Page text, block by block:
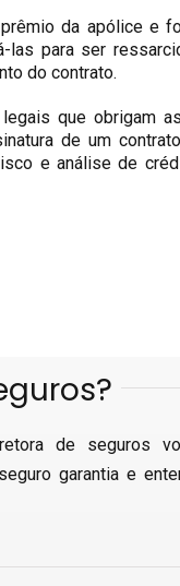
da apólice e
las para ser
do contrato.
que obrigam
de um
e análise de
de seguros
garantia e